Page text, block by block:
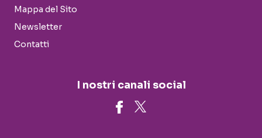
Mappa del Sito
Newsletter
Contatti
I nostri canali social